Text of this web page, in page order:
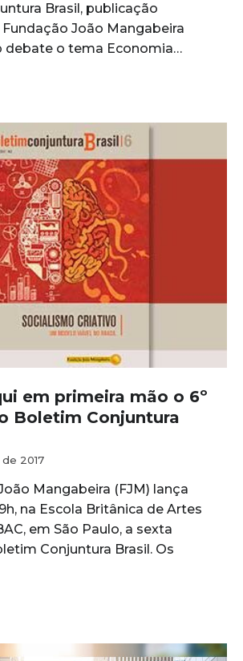
Brasil, publicação
João Mangabeira
debate o tema Economia…
em primeira mão o 6º
Boletim Conjuntura
2017
Mangabeira (FJM) lança
na Escola Britânica de Artes
em São Paulo, a sexta
Conjuntura Brasil. Os